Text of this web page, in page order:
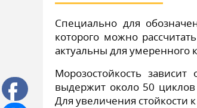
Специально для
которого можно
актуальны для умеренного
Морозостойкость
выдержит около 50
Для увеличения стойкости